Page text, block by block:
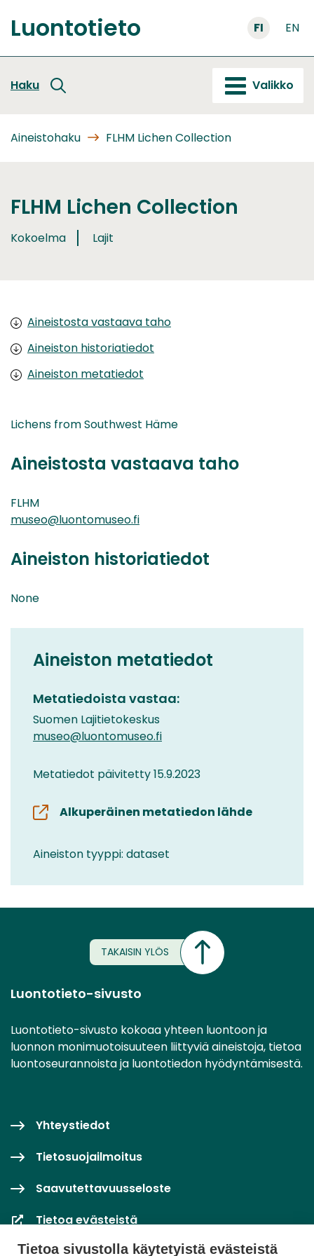
Tietoa sivustolla käytetyistä evästeistä
sisältöön
Etusivu
Luontotieto FI EN
Haku Valikko
Aineistohaku FLHM Lichen Collection
FLHM Lichen Collection
Kokoelma Lajit
Aineistosta vastaava taho
Aineiston historiatiedot
Aineiston metatiedot
Lichens from Southwest Häme
Aineistosta vastaava taho
FLHM
museo@luontomuseo.fi
Aineiston historiatiedot
None
Aineiston metatiedot
Metatiedoista vastaa:
Suomen Lajitietokeskus
museo@luontomuseo.fi
Metatiedot päivitetty 15.9.2023
Alkuperäinen metatiedon lähde
Aineiston tyyppi: dataset
TAKAISIN YLÖS
Luontotieto-sivusto
Luontotieto-sivusto kokoaa yhteen luontoon ja
luonnon monimuotoisuuteen liittyviä aineistoja, tietoa
luontoseurannoista ja luontotiedon hyödyntämisestä.
Yhteystiedot
Tietosuojailmoitus
Saavutettavuusseloste
Tietoa evästeistä
Evästeasetukset